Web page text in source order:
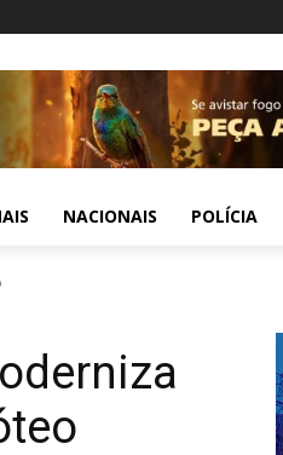
NACIONAIS POLÍCIA